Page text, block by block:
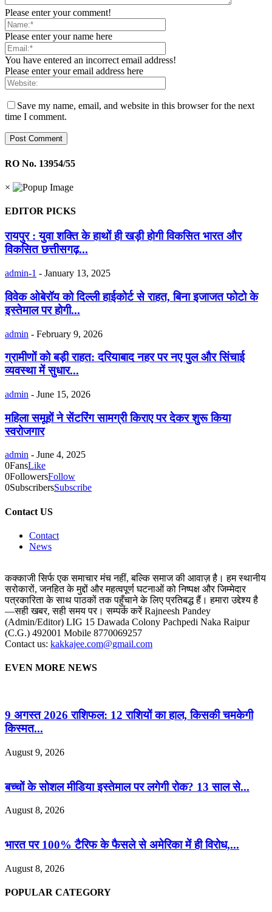
Please enter your comment!
Please enter your name here
You have entered an incorrect email address!
Please enter your email address here
Save my name, email, and website in this browser for the next
time I comment.
RO No. 13954/55
×
EDITOR PICKS
रायपुर : युवा शक्ति के हाथों ही खड़ी होगी विकसित भारत और
विकसित छत्तीसगढ़...
admin-1 - January 13, 2025
विवेक ओबेरॉय को दिल्ली हाईकोर्ट से राहत, बिना इजाजत फोटो के
इस्तेमाल पर होगी...
admin - February 9, 2026
ग्रामीणों को बड़ी राहत: दरियाबाद नहर पर नए पुल और सिंचाई
व्यवस्था में सुधार...
admin - June 15, 2026
महिला समूहों ने सेंटरिंग सामग्री किराए पर देकर शुरू किया
स्वरोजगार
admin - June 4, 2025
0FansLike
0FollowersFollow
0SubscribersSubscribe
Contact US
Contact
News
कक्काजी सिर्फ एक समाचार मंच नहीं, बल्कि समाज की आवाज़ है। हम स्थानीय
सरोकारों, जनहित के मुद्दों और महत्वपूर्ण घटनाओं को निष्पक्ष और जिम्मेदार
पत्रकारिता के साथ पाठकों तक पहुँचाने के लिए प्रतिबद्ध हैं। हमारा उद्देश्य है
—सही खबर, सही समय पर। सम्पर्क करें Rajneesh Pandey
(Admin/Editor) LIG 15 Dawada Colony Pachpedi Naka Raipur
(C.G.) 492001 Mobile 8770069257
Contact us: kakkajee.com@gmail.com
EVEN MORE NEWS
9 अगस्त 2026 राशिफल: 12 राशियों का हाल, किसकी चमकेगी
किस्मत...
August 9, 2026
बच्चों के सोशल मीडिया इस्तेमाल पर लगेगी रोक? 13 साल से...
August 8, 2026
भारत पर 100% टैरिफ के फैसले से अमेरिका में ही विरोध,...
August 8, 2026
POPULAR CATEGORY